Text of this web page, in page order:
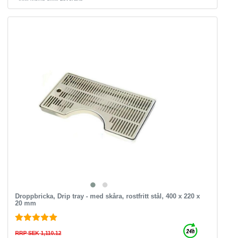
Droppbricka, Drip tray - med skåra, rostfritt stål, 400 x 220 x
20 mm
RRP SEK 1,110.12